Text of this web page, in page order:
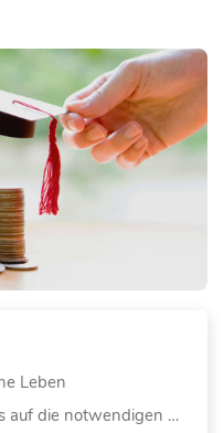
Leben
Spartipp 1: Verzichte niemals auf die notwendigen Dingen